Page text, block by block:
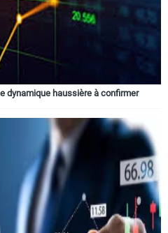
dynamique haussière à confirmer